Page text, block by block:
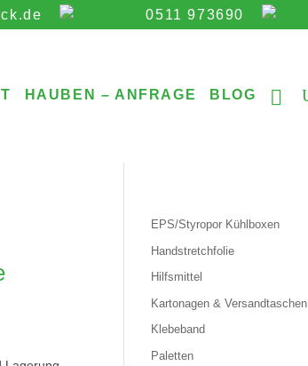
0511 973690
HAUBEN – ANFRAGE BLOG
EPS/Styropor Kühlboxen
Handstretchfolie
Hilfsmittel
Kartonagen & Versandtaschen
Klebeband
Paletten